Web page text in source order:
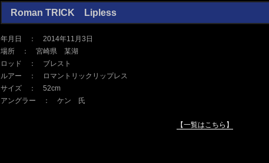
Roman TRICK Lipless
年月日 ： 2014年11月3日
場所 ： 宮崎県 某湖
ロッド ： ブレスト
ルアー ： ロマントリックリップレス
サイズ ： 52cm
アングラー ： ケン 氏
【一覧はこちら】